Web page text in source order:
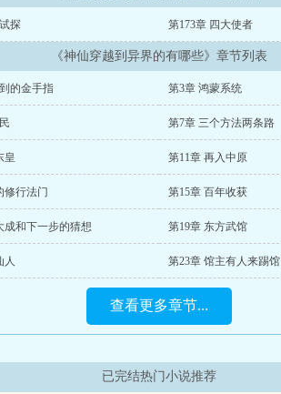
探 第173章 四大使者
《神仙穿越到异界的有哪些》章节列表
的金手指 第3章 鸿蒙系统
第7章 三个方法两条路
皇 第11章 再入中原
修行法门 第15章 百年收获
成和下一步的猜想 第19章 东方武馆
人 第23章 馆主有人来踢馆
查看更多章节...
已完结热门小说推荐